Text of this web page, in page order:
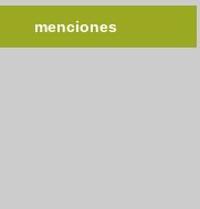
menciones